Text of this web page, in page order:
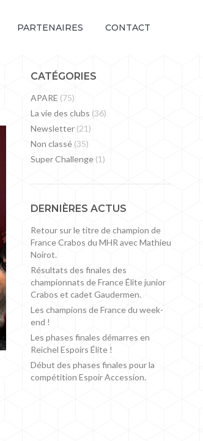
PARTENAIRES CONTACT
CATÉGORIES
APARE (75)
La vie des clubs (36)
Newsletter (21)
Non classé (35)
Super Challenge (1)
DERNIÈRES ACTUS
Retour sur le titre de champion de
France Crabos du MHR avec Mathieu
Noirot.
Résultats des finales des
championnats de France Élite junior
Crabos et cadet Gaudermen.
Les champions de France du week-
end !
Les phases finales démarres en
Reichel Espoirs Élite !
Début des phases finales pour la
compétition Espoir Accession.